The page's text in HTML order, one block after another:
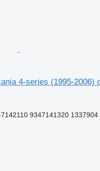
4-series (1995-2006)
9347141320 1337904